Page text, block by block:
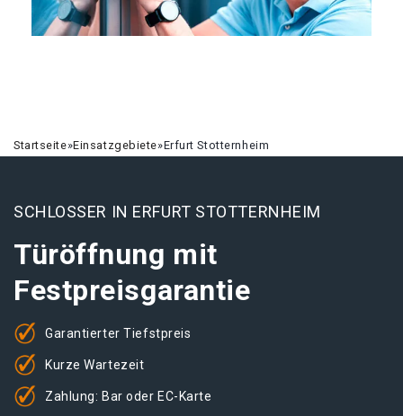
Startseite»Einsatzgebiete»Erfurt Stotternheim
SCHLOSSER IN ERFURT STOTTERNHEIM
Türöffnung mit
Festpreisgarantie
Garantierter Tiefstpreis
Kurze Wartezeit
Zahlung: Bar oder EC-Karte